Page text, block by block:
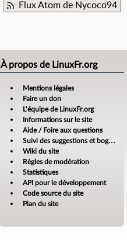
Flux Atom de Nycoco94
À propos de LinuxFr.org
Mentions légales
Faire un don
L’équipe de LinuxFr.org
Informations sur le site
Aide / Foire aux questions
Suivi des suggestions et bogues
Wiki du site
Règles de modération
Statistiques
API pour le développement
Code source du site
Plan du site